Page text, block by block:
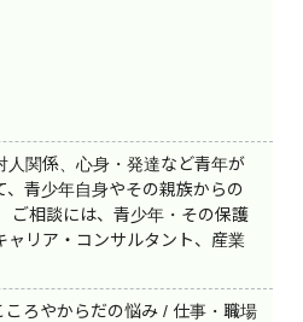
人関係、心身・発達など青年が
、青少年自身やその親族からの
ご相談には、青少年・その保護
ャリア・コンサルタント、産業
ろやからだの悩み / 仕事・職場